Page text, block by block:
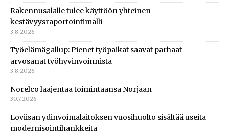
Rakennusalalle tulee käyttöön yhteinen
kestävyysraportointimalli
3.8.2026
Työelämägallup: Pienet työpaikat saavat parhaat
arvosanat työhyvinvoinnista
3.8.2026
Norelco laajentaa toimintaansa Norjaan
30.7.2026
Loviisan ydinvoimalaitoksen vuosihuolto sisältää useita
modernisointihankkeita